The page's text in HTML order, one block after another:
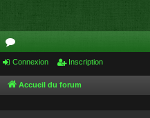
or
u
Connexion Inscription
Accueil du forum